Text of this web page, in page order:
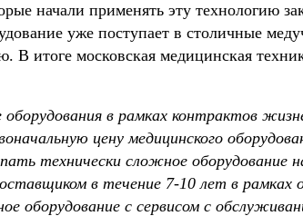
начали применять эту технологию
уже поступает в столичные
В итоге московская медицинская
в рамках контрактов
цену медицинского
технически сложное оборудование
в течение 7-10 лет в рамках
оборудование с сервисом с